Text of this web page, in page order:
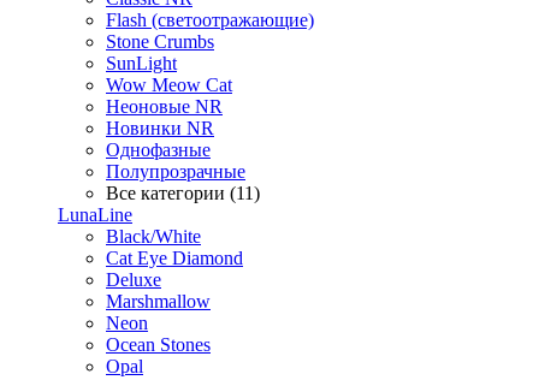
Flash (светоотражающие)
Stone Crumbs
SunLight
Wow Meow Cat
Неоновые NR
Новинки NR
Однофазные
Полупрозрачные
Все категории (11)
LunaLine
Black/White
Cat Eye Diamond
Deluxe
Marshmallow
Neon
Ocean Stones
Opal